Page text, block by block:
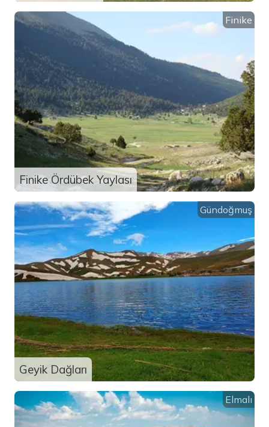
Finike Ördübek Yaylası
Finike
Geyik Dağları
Gündoğmuş
Elmalı